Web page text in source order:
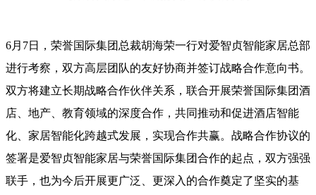
6月7日，荣誉国际集团总裁胡海荣一行对爱智贞智能家居总部
进行考察，双方高层团队的友好协商并签订战略合作意向书。
双方将建立长期战略合作伙伴关系，联合开展荣誉国际集团酒
店、地产、教育领域的深度合作，共同推动和促进酒店智能
化、家居智能化跨越式发展，实现合作共赢。战略合作协议的
签署是爱智贞智能家居与荣誉国际集团合作的起点，双方强强
联手，也为今后开展更广泛、更深入的合作奠定了坚实的基